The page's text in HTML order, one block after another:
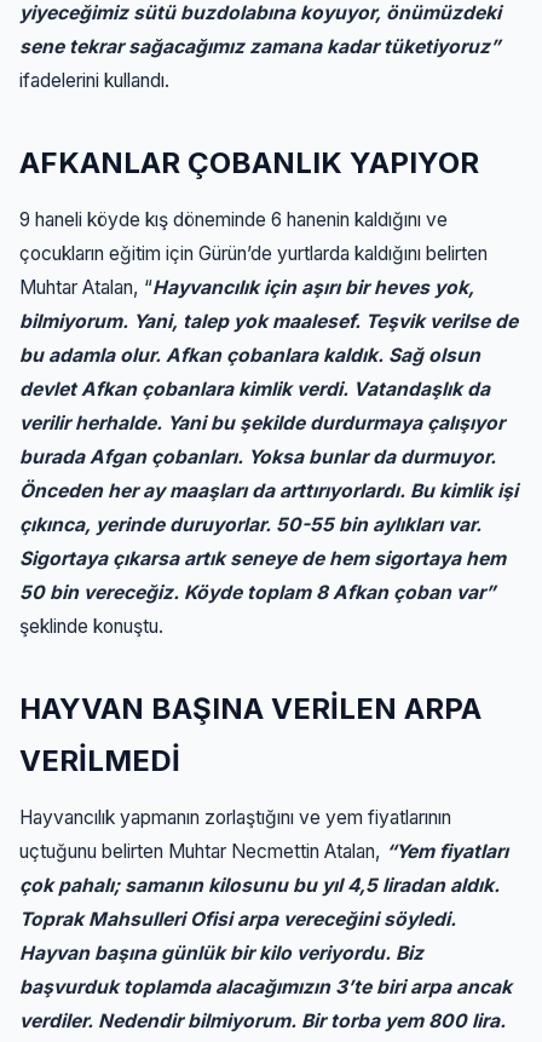
yiyeceğimiz sütü buzdolabına koyuyor, önümüzdeki
sene tekrar sağacağımız zamana kadar tüketiyoruz”
ifadelerini kullandı.
AFKANLAR ÇOBANLIK YAPIYOR
9 haneli köyde kış döneminde 6 hanenin kaldığını ve
çocukların eğitim için Gürün’de yurtlarda kaldığını belirten
Muhtar Atalan, “Hayvancılık için aşırı bir heves yok,
bilmiyorum. Yani, talep yok maalesef. Teşvik verilse de
bu adamla olur. Afkan çobanlara kaldık. Sağ olsun
devlet Afkan çobanlara kimlik verdi. Vatandaşlık da
verilir herhalde. Yani bu şekilde durdurmaya çalışıyor
burada Afgan çobanları. Yoksa bunlar da durmuyor.
Önceden her ay maaşları da arttırıyorlardı. Bu kimlik işi
çıkınca, yerinde duruyorlar. 50-55 bin aylıkları var.
Sigortaya çıkarsa artık seneye de hem sigortaya hem
50 bin vereceğiz. Köyde toplam 8 Afkan çoban var”
şeklinde konuştu.
HAYVAN BAŞINA VERİLEN ARPA
VERİLMEDİ
Hayvancılık yapmanın zorlaştığını ve yem fiyatlarının
uçtuğunu belirten Muhtar Necmettin Atalan, “Yem fiyatları
çok pahalı; samanın kilosunu bu yıl 4,5 liradan aldık.
Toprak Mahsulleri Ofisi arpa vereceğini söyledi.
Hayvan başına günlük bir kilo veriyordu. Biz
başvurduk toplamda alacağımızın 3’te biri arpa ancak
verdiler. Nedendir bilmiyorum. Bir torba yem 800 lira.